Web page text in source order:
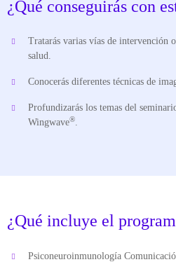
¿Qué conseguirás con
Tratarás varias vías de intervención
salud.
Conocerás diferentes técnicas de
Profundizarás los temas del
Wingwave®.
¿Qué incluye el
Psiconeuroinmunología